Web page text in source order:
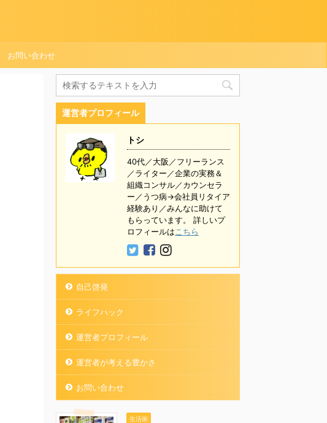
お問い合わせ
運営者プロフィール
トシ
40代／大阪／フリーランス
／ライター／企業の実務＆
組織コンサル／カウンセラ
ー／うつ病→会社員リタイア
経験あり／みんなに助けて
もらっています。 詳しいプ
ロフィールはこちら
自己啓発
ライフハック
運営者プロフィール
運営者が考える豊かさ
お問い合わせ
生活術